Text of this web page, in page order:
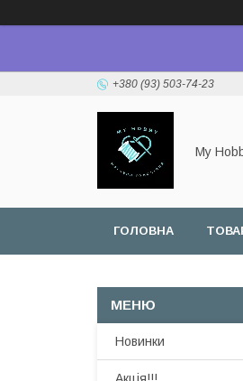
+380 (93) 503-74-23
My
ГОЛОВНА
Новинки